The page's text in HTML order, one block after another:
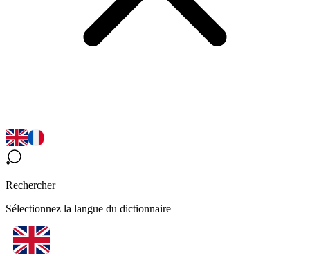
Rechercher
Sélectionnez la langue du dictionnaire